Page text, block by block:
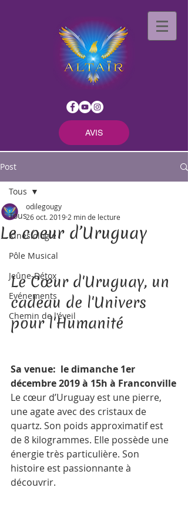
AVIS
Post
Tous
Kinésiologie
Pôle Musical
Jeûne-Détox
Evénements
Chemin de l'éveil
Tous
Le coeur d’Uruguay
odilegougy
26 oct. 2019 2 min de lecture
Le Cœur d'Uruguay, un
cadeau de l'Univers
pour l'Humanité
Sa venue:  le dimanche 1er
décembre 2019 à 15h à Franconville
Le cœur d’Uruguay est une pierre,
une agate avec des cristaux de
quartz. Son poids approximatif est
de 8 kilogrammes. Elle possède une
énergie très particulière. Son
histoire est passionnante à
découvrir.